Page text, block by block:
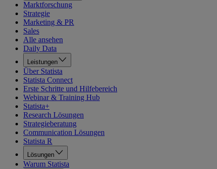
Marktforschung
Strategie
Marketing & PR
Sales
Alle ansehen
Daily Data
Leistungen
Über Statista
Statista Connect
Erste Schritte und Hilfebereich
Webinar & Training Hub
Statista+
Research Lösungen
Strategieberatung
Communication Lösungen
Statista R
Lösungen
Warum Statista